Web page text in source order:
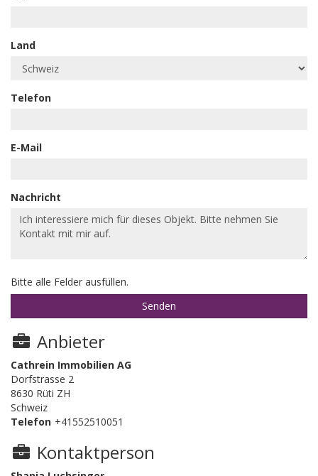
Land
Telefon
E-Mail
Nachricht
Bitte alle Felder ausfüllen.
Anbieter
Cathrein Immobilien AG
Dorfstrasse 2
8630 Rüti ZH
Schweiz
Telefon +41552510051
Kontaktperson